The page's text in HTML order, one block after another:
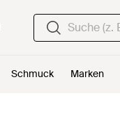
Schmuck Marken